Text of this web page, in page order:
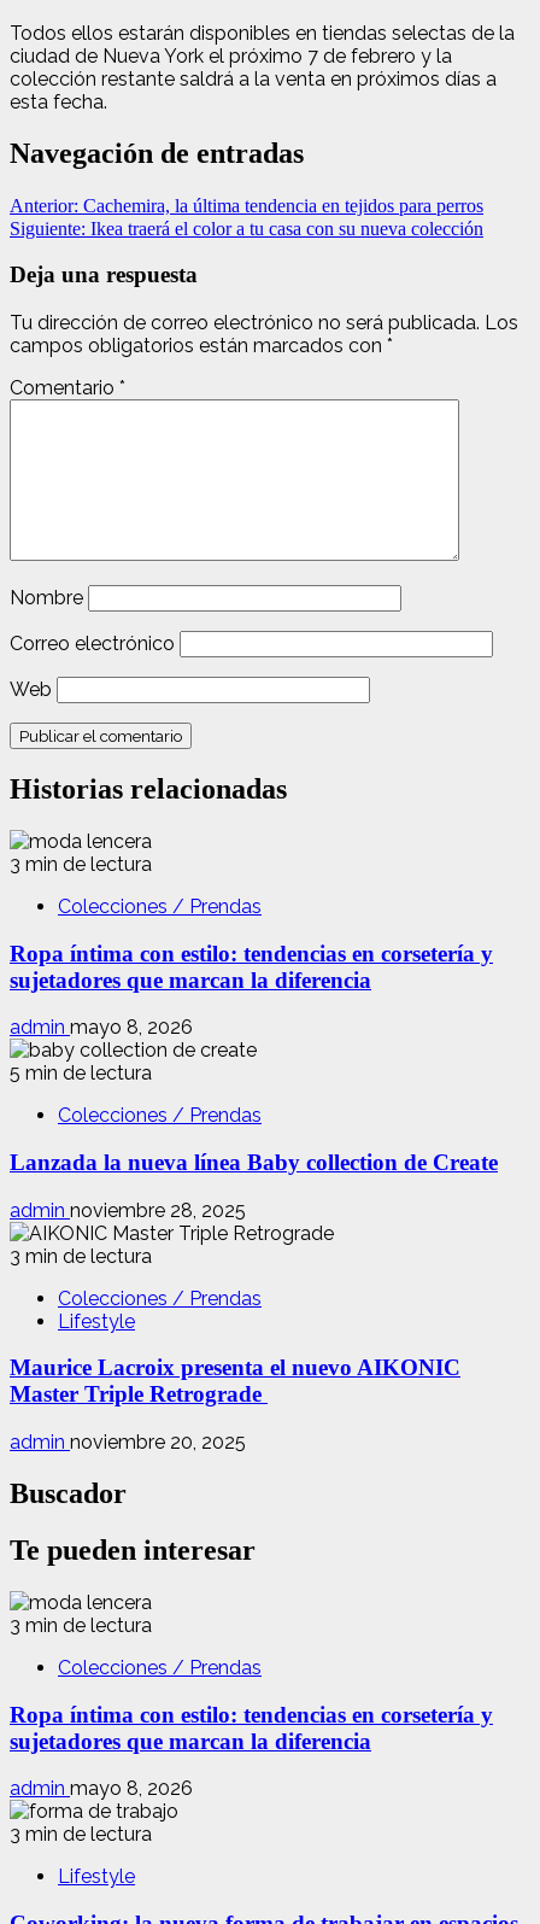
Todos ellos estarán disponibles en tiendas selectas de la
ciudad de Nueva York el próximo 7 de febrero y la
colección restante saldrá a la venta en próximos días a
esta fecha.
Navegación de entradas
Anterior: Cachemira, la última tendencia en tejidos para perros
Siguiente: Ikea traerá el color a tu casa con su nueva colección
Deja una respuesta
Tu dirección de correo electrónico no será publicada. Los
campos obligatorios están marcados con *
Comentario *
Nombre
Correo electrónico
Web
Historias relacionadas
3 min de lectura
Colecciones / Prendas
Ropa íntima con estilo: tendencias en corsetería y
sujetadores que marcan la diferencia
admin mayo 8, 2026
5 min de lectura
Colecciones / Prendas
Lanzada la nueva línea Baby collection de Create
admin noviembre 28, 2025
3 min de lectura
Colecciones / Prendas
Lifestyle
Maurice Lacroix presenta el nuevo AIKONIC
Master Triple Retrograde
admin noviembre 20, 2025
Buscador
Te pueden interesar
3 min de lectura
Colecciones / Prendas
Ropa íntima con estilo: tendencias en corsetería y
sujetadores que marcan la diferencia
admin mayo 8, 2026
3 min de lectura
Lifestyle